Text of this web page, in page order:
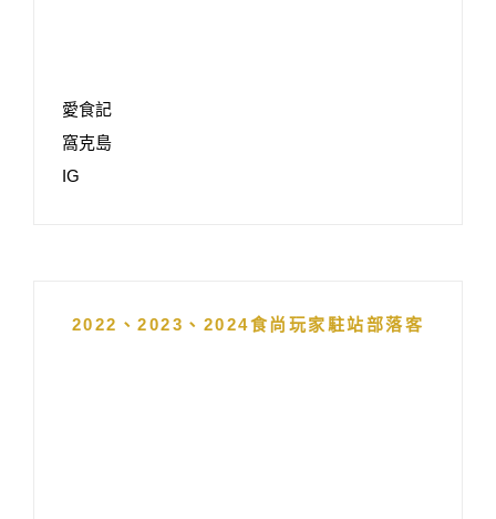
愛食記
窩克島
IG
2022、2023、2024食尚玩家駐站部落客